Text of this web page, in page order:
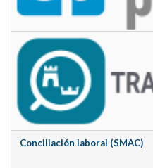
Conciliación laboral (SMAC)